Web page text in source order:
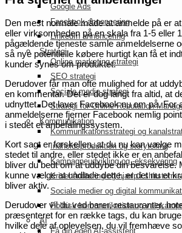
Google Ads
Facebook annoncering
LinkedIn annoncering
Strategi
Online marketing strategi
SEO strategi
Sociale medie strategi
Strategi for Online Reputation
Kommunikation
Kommunikationsstrategi og
Indholdsproduktion og storytelling
Kampagneudvikling og -eksekvering
Krisehåndtering og hjælp i shitstorms
Sociale medier og digital
Politisk kommunikation og
AI
Få din egen AI-assistent
Den mest normale måde at anmelde på er
eller virksomheden på en skala fra 1-5 eller
pågældende tjeneste samle anmeldelserne
så nye potentielle købere hurtigt kan få et
kunder synes om produktet.
Derudover får man ofte mulighed for at
en kommentar. Det er dog langt fra altid, at
udnyttet. Det laver Facebook nu om på. For
anmeldelserne fjerner Facebook nemlig
i stedet et anbefalingssystem.
Kort sagt er forskellen, at du nu kan vælge
stedet til andre, eller stedet ikke er en
bliver du bedt om at uddybe din besvarelse.
kunne vælge at undlade dette, er det nu et
bliver aktiv.
Derudover vil du ved barer, restauranter,
præsenteret for en række tags, du kan
hvilke dele af oplevelsen, du vil fremhæve